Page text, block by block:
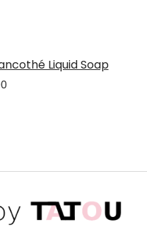
Liquid Soap